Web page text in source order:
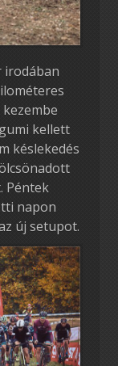
irodában
kellett
késlekedés
Péntek
napon
új setupot.